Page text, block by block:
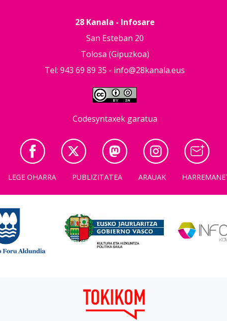
28 Kanala - Infosare
San Esteban 20
Tolosa (Gipuzkoa)
Tel: 943 69 89 35 - info@28kanala.eus
Codesyntaxek garatua
LEGE OHARRA PUBLIZITATEA ARAUAK